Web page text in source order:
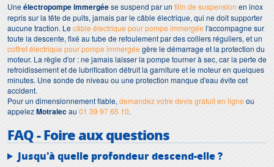
Uneélectropompe immergéese suspend par un filin de suspension en inox
repris sur la tête de puits, jamais par le câble électrique, qui ne doit supporter
aucune traction. Lecâble électrique pour pompe immergée l'accompagne sur
toute la descente, fixé au tube de refoulement par des colliers réguliers, et un
coffret électrique pour pompe immergée gère le démarrage et la protection du
moteur. La règle d'or : ne jamais laisser la pompe tourner à sec, car la perte de
refroidissement et de lubrification détruit la garniture et le moteur en quelques
minutes. Une sonde de niveau ou une protection manque d'eau évite cet
accident.
Pour un dimensionnement fiable, demandez votre devis gratuit en ligne ou
appelezMotralecau 01 39 97 65 10.
FAQ - Foire aux questions
Jusqu'à quelle profondeur descend-elle ?